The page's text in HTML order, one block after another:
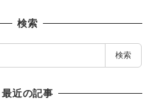
検索
検索
最近の記事